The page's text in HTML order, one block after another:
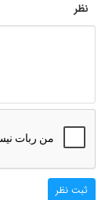
نظر
ثبت نظر